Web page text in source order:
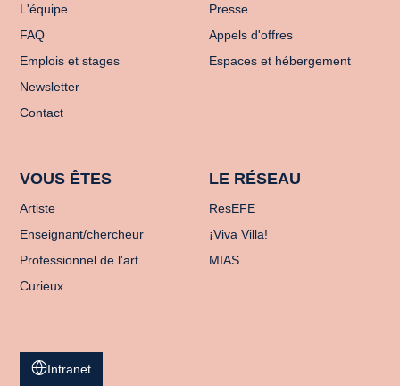
L'équipe
FAQ
Emplois et stages
Newsletter
Contact
Presse
Appels d'offres
Espaces et hébergement
VOUS ÊTES
Artiste
Enseignant/chercheur
Professionnel de l'art
Curieux
LE RÉSEAU
ResEFE
¡Viva Villa!
MIAS
Intranet